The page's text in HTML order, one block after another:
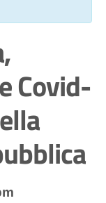
Covid-